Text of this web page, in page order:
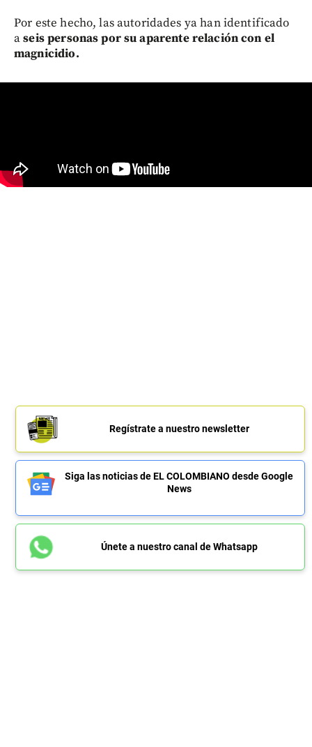
Por este hecho, las autoridades ya han identificado
aseis personas por su aparente relación con el
magnicidio.
Regístrate a nuestro newsletter
Siga las noticias de EL COLOMBIANO desde Google
News
Únete a nuestro canal de Whatsapp